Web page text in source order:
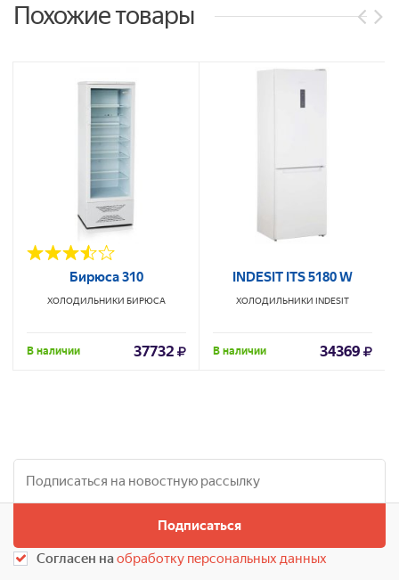
Похожие товары
Бирюса 310
ХОЛОДИЛЬНИКИ БИРЮСА
В наличии 37732
INDESIT ITS 5180 W
ХОЛОДИЛЬНИКИ INDESIT
В наличии 34369
Подписаться
Согласен наобработку персональных данных